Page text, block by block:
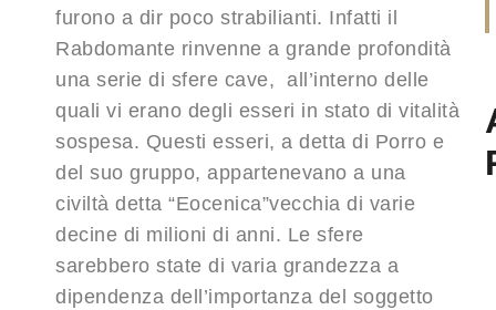
furono a dir poco strabilianti. Infatti il
Rabdomante rinvenne a grande profondità
una serie di sfere cave, all’interno delle
quali vi erano degli esseri in stato di vitalità
sospesa. Questi esseri, a detta di Porro e
del suo gruppo, appartenevano a una
civiltà detta “Eocenica”vecchia di varie
decine di milioni di anni. Le sfere
sarebbero state di varia grandezza a
dipendenza dell’importanza del soggetto